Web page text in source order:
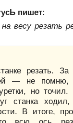
пишет:
на весу резать
резать. За
— не помню,
но точил.
станка
В итоге,